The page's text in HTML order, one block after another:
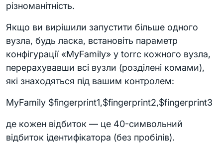
різноманітність.
Якщо ви вирішили запустити більше одного
вузла, будь ласка, встановіть параметр
конфігурації «MyFamily» у torrc кожного вузла,
перерахувавши всі вузли (розділені комами),
які знаходяться під вашим контролем:
MyFamily $fingerprint1,$fingerprint2,$fingerprint3
де кожен відбиток — це 40-символьний
відбиток ідентифікатора (без пробілів).